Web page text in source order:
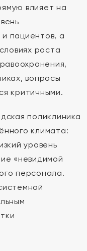
влияет на
пациентов, а
роста
вопросы
критичными.
поликлиника
климата:
уровень
«невидимой
персонала.